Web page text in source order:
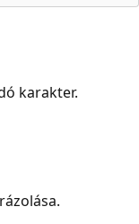
karakter.